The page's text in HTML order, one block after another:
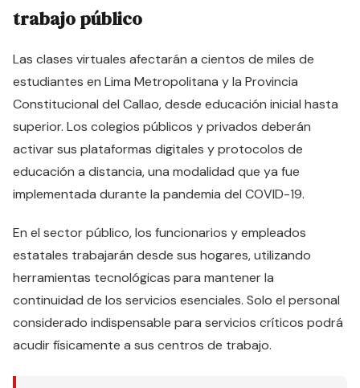
trabajo público
Las clases virtuales afectarán a cientos de miles de
estudiantes en Lima Metropolitana y la Provincia
Constitucional del Callao, desde educación inicial hasta
superior. Los colegios públicos y privados deberán
activar sus plataformas digitales y protocolos de
educación a distancia, una modalidad que ya fue
implementada durante la pandemia del COVID-19.
En el sector público, los funcionarios y empleados
estatales trabajarán desde sus hogares, utilizando
herramientas tecnológicas para mantener la
continuidad de los servicios esenciales. Solo el personal
considerado indispensable para servicios críticos podrá
acudir físicamente a sus centros de trabajo.